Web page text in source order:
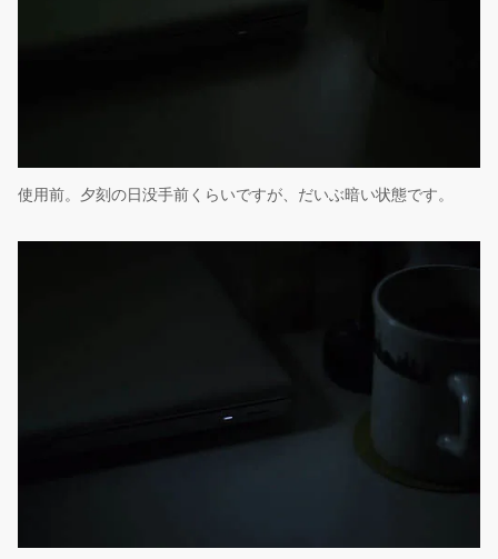
使用前。夕刻の日没手前くらいですが、だいぶ暗い状態です。